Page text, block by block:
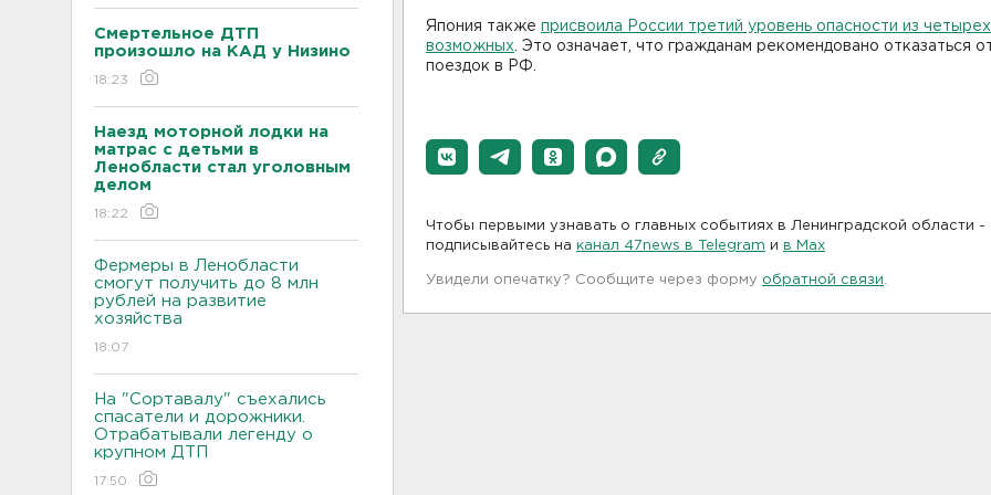
Смертельное ДТП
произошло на КАД у Низино
18:23
Наезд моторной лодки на
матрас с детьми в
Ленобласти стал уголовным
делом
18:22
Фермеры в Ленобласти
смогут получить до 8 млн
рублей на развитие
хозяйства
18:07
На "Сортавалу" съехались
спасатели и дорожники.
Отрабатывали легенду о
крупном ДТП
17:50
Япония также присвоила России третий уровень опасности из четырех
возможных . Это означает, что гражданам рекомендовано отказаться
поездок в РФ.
Чтобы первыми узнавать о главных событиях в Ленинградской области -
подписывайтесь на канал 47news в Telegram и в Maх
Увидели опечатку? Сообщите через форму обратной связи